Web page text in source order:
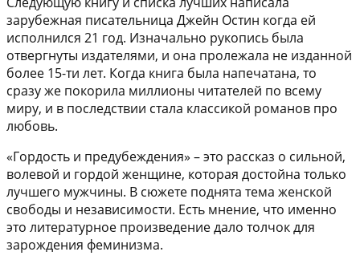
зарубежная писательница Джейн Остин когда ей
исполнился 21 год. Изначально рукопись была
отвергнуты издателями, и она пролежала не изданной
более 15-ти лет. Когда книга была напечатана, то
сразу же покорила миллионы читателей по всему
миру, и в последствии стала классикой романов про
любовь.
«Гордость и предубеждения» – это рассказ о сильной,
волевой и гордой женщине, которая достойна только
лучшего мужчины. В сюжете поднята тема женской
свободы и независимости. Есть мнение, что именно
это литературное произведение дало толчок для
зарождения феминизма.